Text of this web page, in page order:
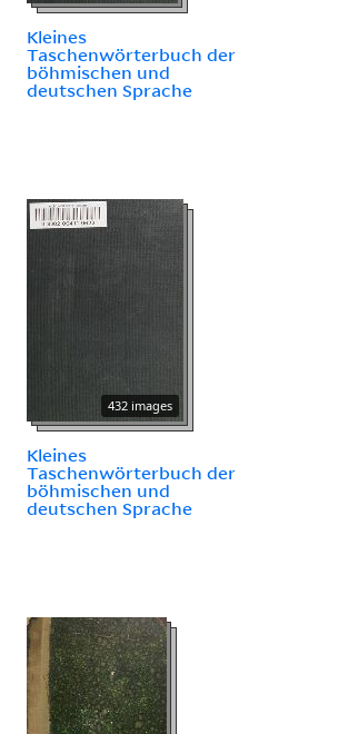
Kleines
Taschenwörterbuch der
böhmischen und
deutschen Sprache
432 images
Kleines
Taschenwörterbuch der
böhmischen und
deutschen Sprache